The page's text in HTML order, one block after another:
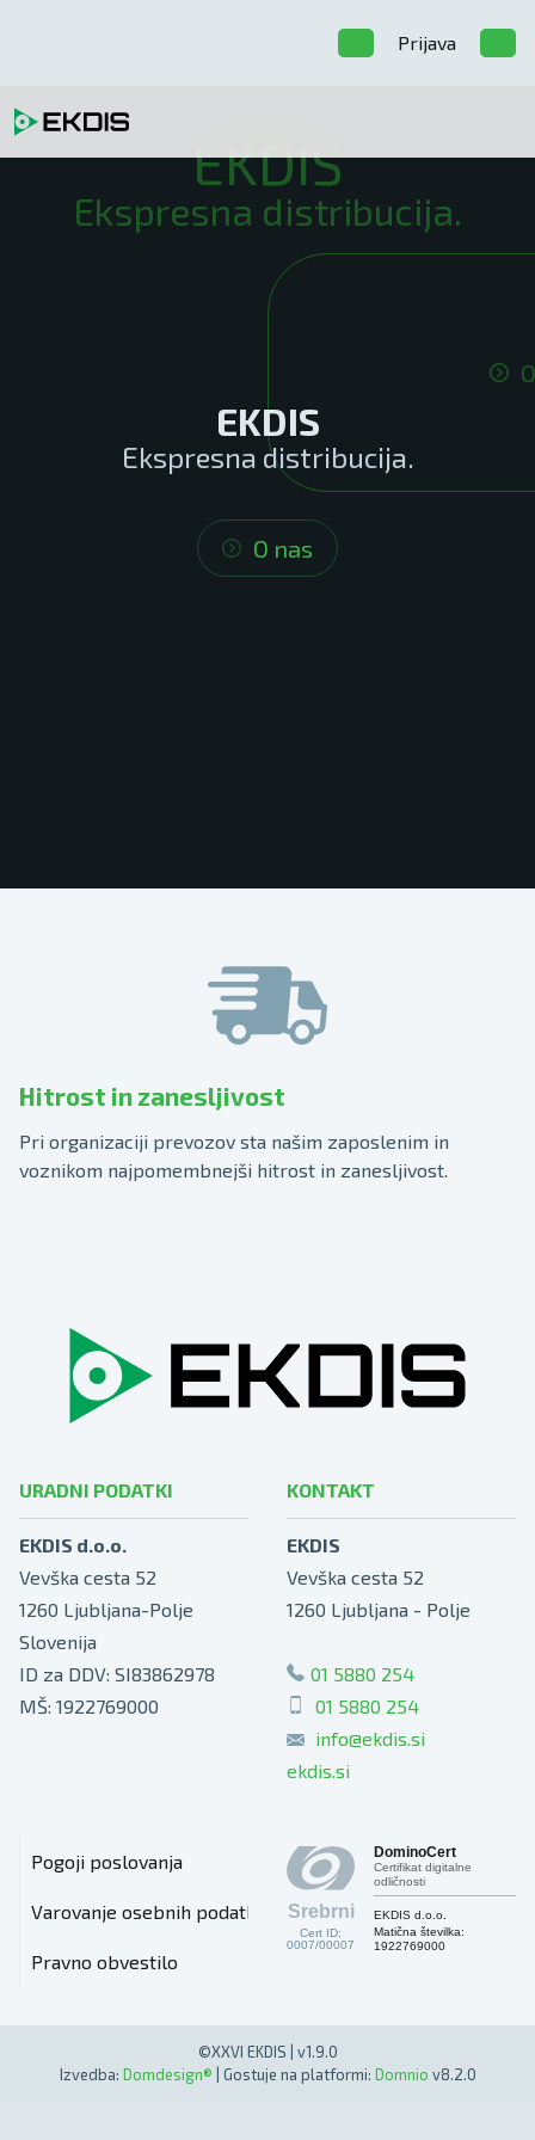
Prijava
EKDIS
Ekspresna distribucija.
O nas
EKDIS
Ekspresna distribucija.
Hitrost in zanesljivost
Pri organizaciji prevozov sta našim zaposlenim in
voznikom najpomembnejši hitrost in zanesljivost.
URADNI PODATKI
EKDIS d.o.o.
Vevška cesta 52
1260 Ljubljana-Polje
Slovenija
ID za DDV: SI83862978
MŠ: 1922769000
KONTAKT
EKDIS
Vevška cesta 52
1260 Ljubljana - Polje
01 5880 254
01 5880 254
info@ekdis.si
ekdis.si
Pogoji poslovanja
Varovanje osebnih podatkov
Pravno obvestilo
Srebrni
Cert ID:
0007/00007
DominoCert
Certifikat digitalne
odličnosti
EKDIS d.o.o.
Matična številka:
1922769000
©XXVI EKDIS | v1.9.0
Izvedba: Domdesign® | Gostuje na platformi: Domnio v8.2.0